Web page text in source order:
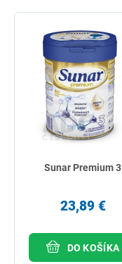
Sunar Premium 3
23,89 €
DO KOŠÍKA